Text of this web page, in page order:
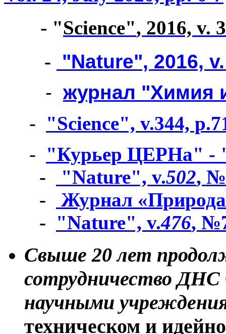
- "Science", 2016, v.
- "Nature", 2016,
- журнал "Химия
- "Science", v.344,
- "Курьер ЦЕРНа" -
-
"Nature", v.502,
-
Журнал
- "Nature", v.476,
Свыше 20 лет
сотрудничество
научными
техническом и